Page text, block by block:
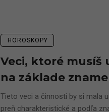
HOROSKOPY
Veci, ktoré musíš
na základe
Tieto veci a činnosti by si mala
preň charakteristické a podľa